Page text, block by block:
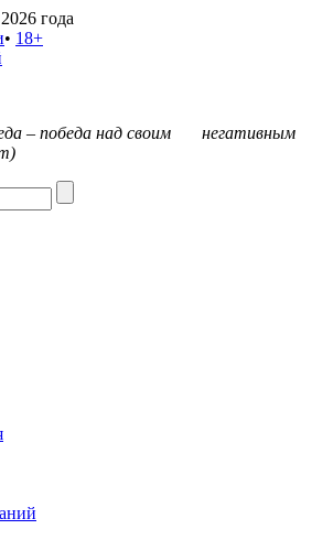
года
• 18+
– победа над своим негативным